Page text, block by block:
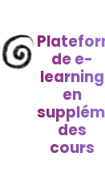
de e-
learning
en
des
cours